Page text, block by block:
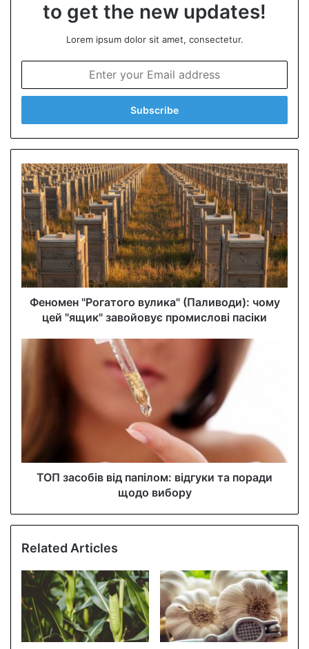
to get the new updates!
Lorem ipsum dolor sit amet, consectetur.
t
r
y
u
r
E
m
a
i
l
a
d
s
Феномен "Рогатого вулика" (Паливоди): чому
цей "ящик" завойовує промислові пасіки
ТОП засобів від папілом: відгуки та поради
щодо вибору
Related Articles